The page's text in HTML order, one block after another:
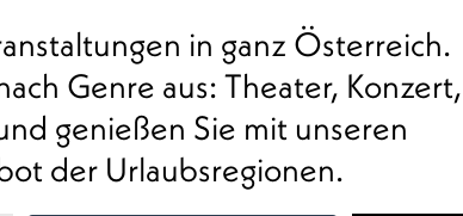
in ganz Österreich.
Genre aus: Theater, Konzert,
genießen Sie mit unseren
der Urlaubsregionen.